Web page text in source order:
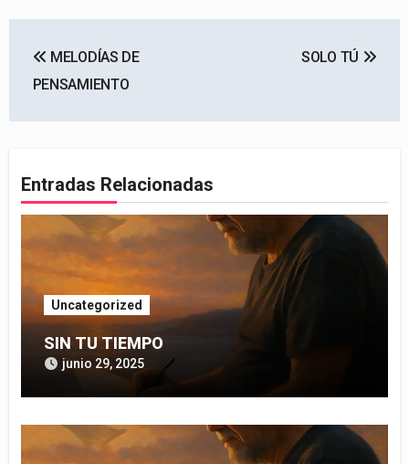
de
MELODÍAS DE
PENSAMIENTO
SOLO TÚ
Entradas Relacionadas
Uncategorized
SIN TU TIEMPO
junio 29, 2025